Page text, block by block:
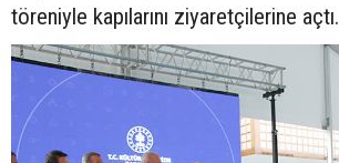
töreniyle kapılarını ziyaretçilerine açtı.